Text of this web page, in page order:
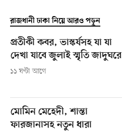
রাজধানী ঢাকা নিয়ে আরও পড়ুন
প্রতীকী কবর, ভাস্কর্যসহ যা যা
দেখা যাবে জুলাই স্মৃতি জাদুঘরে
১১ ঘণ্টা আগে
মোমিন মেহেদী, শান্তা
ফারজানাসহ নতুন ধারা